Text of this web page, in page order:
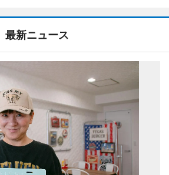
最新ニュース